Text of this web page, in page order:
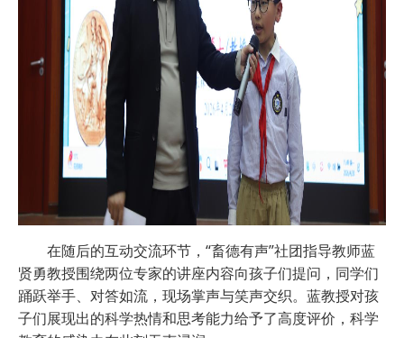
在随后的互动交流环节，“畜德有声”社团指导教师蓝
贤勇教授围绕两位专家的讲座内容向孩子们提问，同学们
踊跃举手、对答如流，现场掌声与笑声交织。蓝教授对孩
子们展现出的科学热情和思考能力给予了高度评价，科学